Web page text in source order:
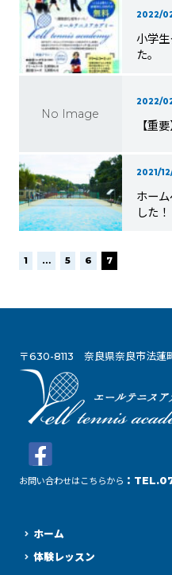
2022/
小学
た。
No Image
2022/
【重
2021/
ホー
した！
1 … 5 6 7
〒630-8113 奈良県奈良市法蓮
お問い合わせはこちらから ：
ホーム
体験レッスン